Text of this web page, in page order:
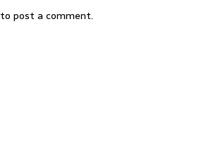
to post a comment.